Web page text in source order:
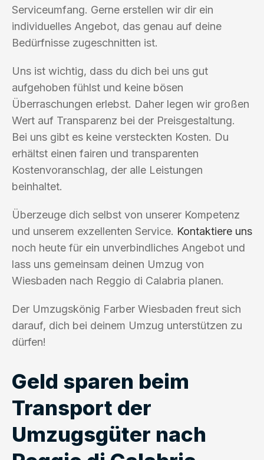
Serviceumfang. Gerne erstellen wir dir ein
individuelles Angebot, das genau auf deine
Bedürfnisse zugeschnitten ist.
Uns ist wichtig, dass du dich bei uns gut
aufgehoben fühlst und keine bösen
Überraschungen erlebst. Daher legen wir großen
Wert auf Transparenz bei der Preisgestaltung.
Bei uns gibt es keine versteckten Kosten. Du
erhältst einen fairen und transparenten
Kostenvoranschlag, der alle Leistungen
beinhaltet.
Überzeuge dich selbst von unserer Kompetenz
und unserem exzellenten Service. Kontaktiere uns
noch heute für ein unverbindliches Angebot und
lass uns gemeinsam deinen Umzug von
Wiesbaden nach Reggio di Calabria planen.
Der Umzugskönig Farber Wiesbaden freut sich
darauf, dich bei deinem Umzug unterstützen zu
dürfen!
Geld sparen beim
Transport der
Umzugsgüter nach